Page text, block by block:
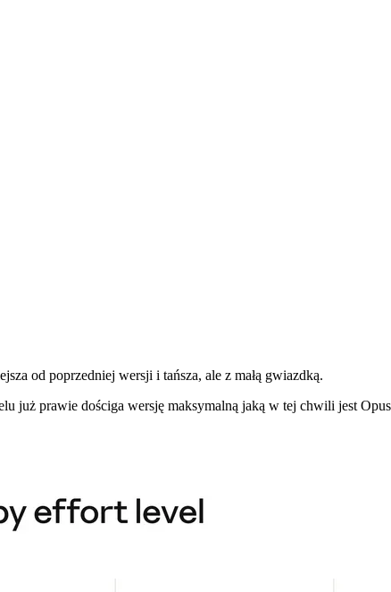
od poprzedniej wersji i tańsza, ale z małą gwiazdką.
już prawie dościga wersję maksymalną jaką w tej chwili jest